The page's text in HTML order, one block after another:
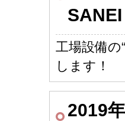
工場設備
します！
2019